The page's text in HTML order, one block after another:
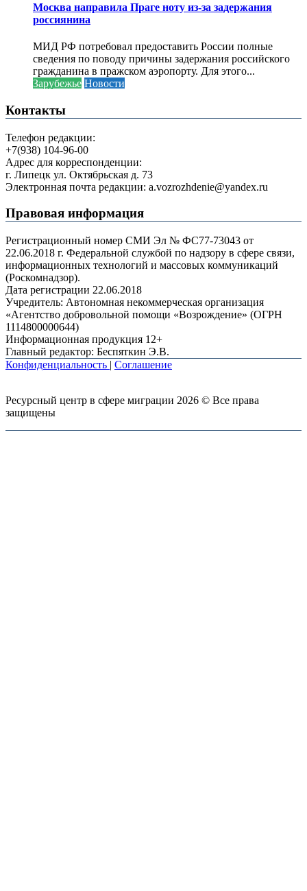
Москва направила Праге ноту из-за задержания
россиянина
МИД РФ потребовал предоставить России полные
сведения по поводу причины задержания российского
гражданина в пражском аэропорту. Для этого...
Зарубежье Новости
Контакты
Телефон редакции:
+7(938) 104-96-00
Адрес для корреспонденции:
г. Липецк ул. Октябрьская д. 73
Электронная почта редакции: a.vozrozhdenie@yandex.ru
Правовая информация
Регистрационный номер СМИ Эл № ФС77-73043 от
22.06.2018 г. Федеральной службой по надзору в сфере связи,
информационных технологий и массовых коммуникаций
(Роскомнадзор).
Дата регистрации 22.06.2018
Учредитель: Автономная некоммерческая организация
«Агентство добровольной помощи «Возрождение» (ОГРН
1114800000644)
Информационная продукция 12+
Главный редактор: Беспяткин Э.В.
Конфиденциальность | Соглашение
Ресурсный центр в сфере миграции 2026 © Все права
защищены